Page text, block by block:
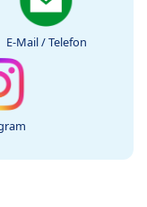
E-Mail / Telefon